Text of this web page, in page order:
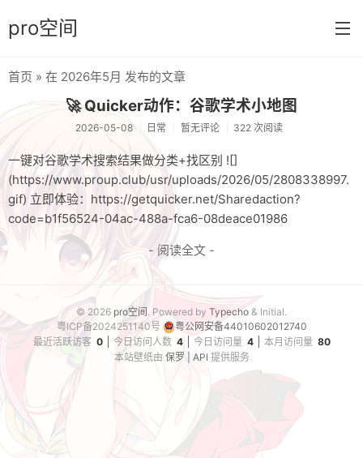
pro空间
分类
日常
笔记
音乐
壁纸
游戏
技巧
实验
摘录
轻语
首页 » 在 2026年5月 发布的文章
🚀 Quicker动作：谷歌学术小地图
2026-05-08 日常 暂无评论 322 次阅读
一键对谷歌学术搜索结果做分类+找区别 ![]
(https://www.proup.club/usr/uploads/2026/05/2808338997.
gif) 立即体验：https://getquicker.net/Sharedaction?
code=b1f56524-04ac-488a-fca6-08deace01986
- 阅读全文 -
© 2026 pro空间 . Powered by Typecho & Initial.
粤ICP备2024251140号
粤公网安备44010602012740
最近活跃访客 0 今日访问人数 4 今日访问量 4 本月访问量 80
本站壁纸由 保罗 | API 提供服务